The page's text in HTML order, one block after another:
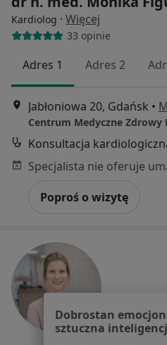
Kardiolog · Więcej
33 opinie
Adres 1 Adres 2
Jabłoniowa 20, Gdańsk •
Centrum Medyczne Zdrowy
Konsultacja
Poproś o wizytę
Dobrostan
sztuczna